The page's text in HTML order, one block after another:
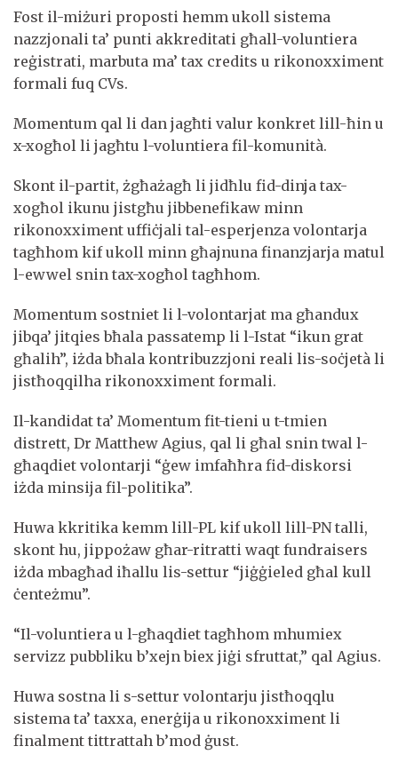
Fost il-miżuri proposti hemm ukoll sistema
nazzjonali ta’ punti akkreditati għall-voluntiera
reġistrati, marbuta ma’ tax credits u rikonoxximent
formali fuq CVs.
Momentum qal li dan jagħti valur konkret lill-ħin u
x-xogħol li jagħtu l-voluntiera fil-komunità.
Skont il-partit, żgħażagħ li jidħlu fid-dinja tax-
xogħol ikunu jistgħu jibbenefikaw minn
rikonoxximent uffiċjali tal-esperjenza volontarja
tagħhom kif ukoll minn għajnuna finanzjarja matul
l-ewwel snin tax-xogħol tagħhom.
Momentum sostniet li l-volontarjat ma għandux
jibqa’ jitqies bħala passatemp li l-Istat “ikun grat
għalih”, iżda bħala kontribuzzjoni reali lis-soċjetà li
jistħoqqilha rikonoxximent formali.
Il-kandidat ta’ Momentum fit-tieni u t-tmien
distrett, Dr Matthew Agius, qal li għal snin twal l-
għaqdiet volontarji “ġew imfaħħra fid-diskorsi
iżda minsija fil-politika”.
Huwa kkritika kemm lill-PL kif ukoll lill-PN talli,
skont hu, jippożaw għar-ritratti waqt fundraisers
iżda mbagħad iħallu lis-settur “jiġġieled għal kull
ċenteżmu”.
“Il-voluntiera u l-għaqdiet tagħhom mhumiex
servizz pubbliku b’xejn biex jiġi sfruttat,” qal Agius.
Huwa sostna li s-settur volontarju jistħoqqlu
sistema ta’ taxxa, enerġija u rikonoxximent li
finalment tittrattah b’mod ġust.